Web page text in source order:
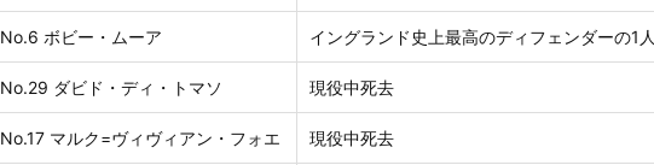
No.6 ボビー・ムーア イングランド史上最高のディフェンダーの1人
No.29 ダビド・ディ・トマソ 現役中死去
No.17 マルク=ヴィヴィアン・フォエ 現役中死去